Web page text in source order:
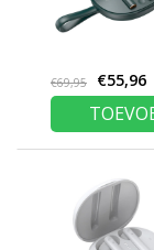
€69,95 €55,96